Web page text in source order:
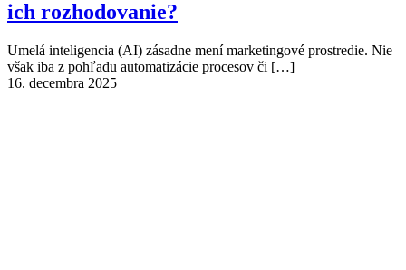
ich rozhodovanie?
Umelá inteligencia (AI) zásadne mení marketingové prostredie. Nie
však iba z pohľadu automatizácie procesov či […]
16. decembra 2025